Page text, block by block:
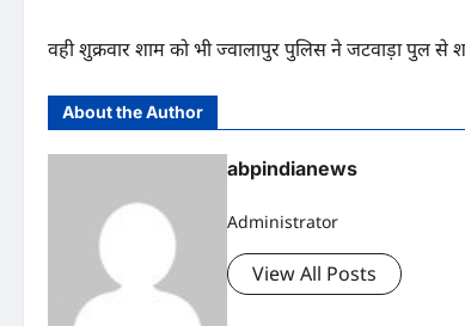
वही शुक्रवार शाम को भी ज्वालापुर पुलिस ने जटवाड़ा पुल से
About the Author
abpindianews
Administrator
View All Posts